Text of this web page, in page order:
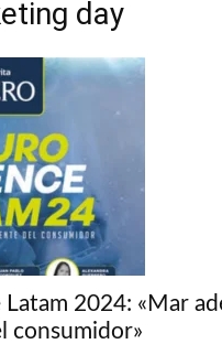
day
Latam 2024: «Mar
consumidor»